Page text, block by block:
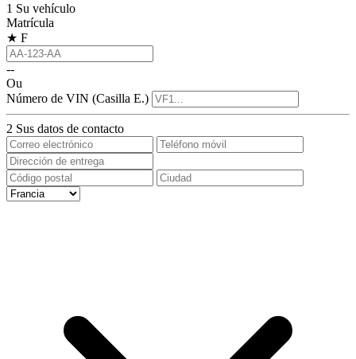
1 Su vehículo
Matrícula
★ F
--
Ou
Número de VIN (Casilla E.)
2 Sus datos de contacto